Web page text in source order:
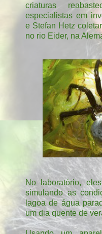
criaturas
especialistas em
e Stefan Hetz
no rio Eider, na
No laboratório,
simulando as
lagoa de água
um dia quente de